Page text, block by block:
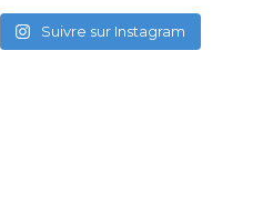
Suivre sur Instagram